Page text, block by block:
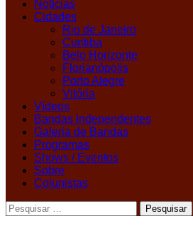
Notícias
Cidades
Rio de Janeiro
Curitiba
Belo Horizonte
Florianópolis
Porto Alegre
Vitória
Vídeos
Bandas Independentes
Galeria de Bandas
Programas
Shows / Eventos
Sobre
Colunistas
Pesquisar
por: